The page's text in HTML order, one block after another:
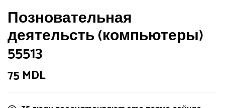
Позновательная
деятельсть (компьютеры)
55513
75 MDL